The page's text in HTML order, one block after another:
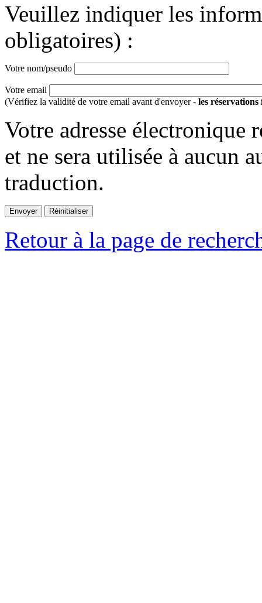
Veuillez indiquer les
obligatoires) :
Votre nom/pseudo
Votre email
(Vérifiez la validité de votre email avant d'envoyer - les réservations
Votre adresse électronique
et ne sera utilisée à aucun
traduction.
Retour à la page de